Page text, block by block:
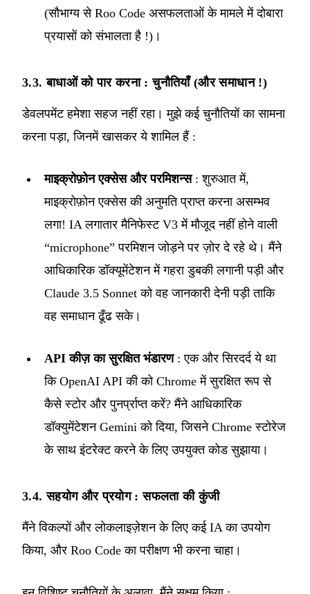
(सौभाग्य से Roo Code असफलताओं के मामले में दोबारा
प्रयासों को संभालता है !)।
3.3. बाधाओं को पार करना : चुनौतियाँ (और समाधान !)
डेवलपमेंट हमेशा सहज नहीं रहा। मुझे कई चुनौतियों का सामना
करना पड़ा, जिनमें खासकर ये शामिल हैं :
माइक्रोफ़ोन एक्सेस और परमिशन्स: शुरुआत में,
माइक्रोफ़ोन एक्सेस की अनुमति प्राप्त करना असम्भव
लगा! IA लगातार मैनिफेस्ट V3 में मौजूद नहीं होने वाली
“microphone” परमिशन जोड़ने पर ज़ोर दे रहे थे। मैंने
आधिकारिक डॉक्यूमेंटेशन में गहरा डुबकी लगानी पड़ी और
Claude 3.5 Sonnet को वह जानकारी देनी पड़ी ताकि
वह समाधान ढूँढ सके।
API कीज़ का सुरक्षित भंडारण: एक और सिरदर्द ये था
कि OpenAI API की को Chrome में सुरक्षित रूप से
कैसे स्टोर और पुनर्प्राप्त करें? मैंने आधिकारिक
डॉक्युमेंटेशन Gemini को दिया, जिसने Chrome स्टोरेज
के साथ इंटरेक्ट करने के लिए उपयुक्त कोड सुझाया।
3.4. सहयोग और प्रयोग : सफलता की कुंजी
मैंने विकल्पों और लोकलाइज़ेशन के लिए कई IA का उपयोग
किया, और Roo Code का परीक्षण भी करना चाहा।